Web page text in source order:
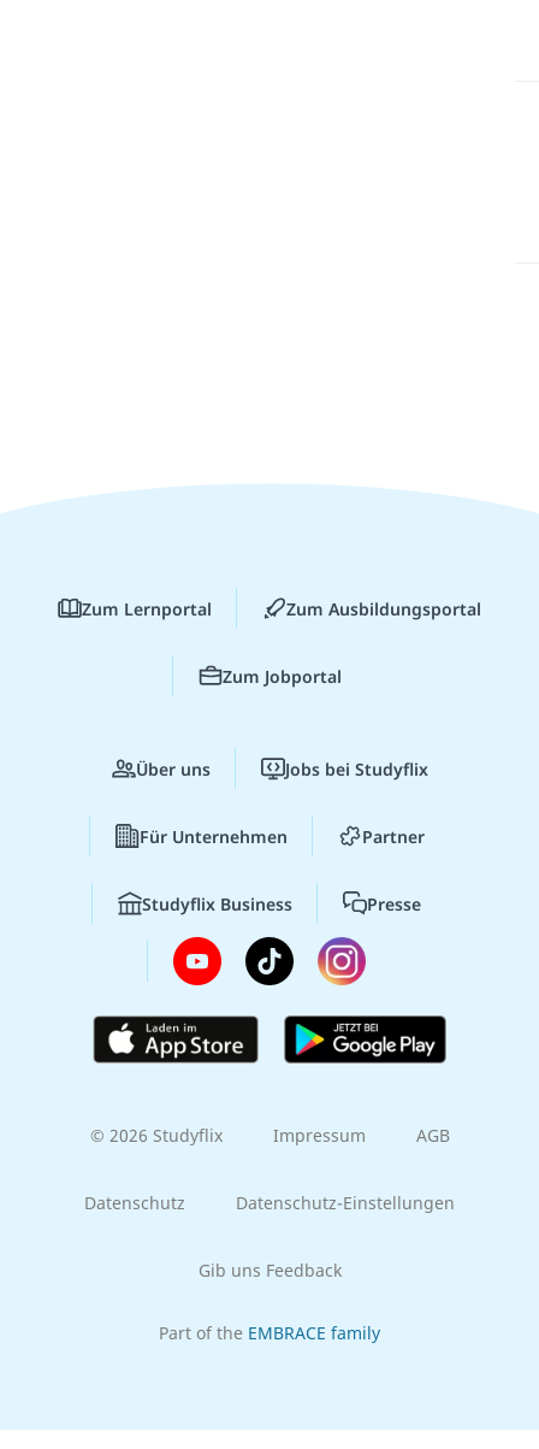
Zum Lernportal Zum Ausbildungsportal
Zum Jobportal
Über uns Jobs bei Studyflix
Für Unternehmen Partner
Studyflix Business Presse
© 2026 Studyflix Impressum AGB
Datenschutz Datenschutz-Einstellungen
Gib uns Feedback
Part of the EMBRACE family